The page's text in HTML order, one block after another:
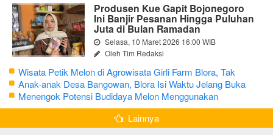
Produsen Kue Gapit Bojonegoro
Ini Banjir Pesanan Hingga Puluhan
Juta di Bulan Ramadan
Selasa, 10 Maret 2026 16:00 WIB
Oleh Tim Redaksi
Wisata Petik Melon di Agrowisata Girli Farm Blora, Tak
Sampai 5 Hari Sudah Ludes Terjual
Anak-anak Desa Bangowan, Blora Isi Waktu Jelang Buka
Puasa dengan Latihan Gamelan
Menengok Potensi Budidaya Melon Menggunakan
Greenhouse di Bojonegoro
Lainnya